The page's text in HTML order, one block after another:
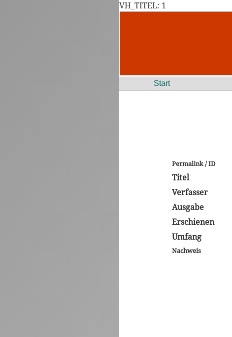
VH_TITEL: 1
Start
Permalink / ID
Titel
Verfasser
Ausgabe
Erschienen
Umfang
Nachweis